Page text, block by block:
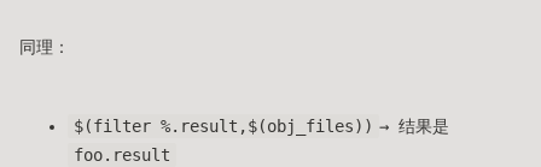
同理：
$(filter %.result,$(obj_files)) → 结果是
foo.result